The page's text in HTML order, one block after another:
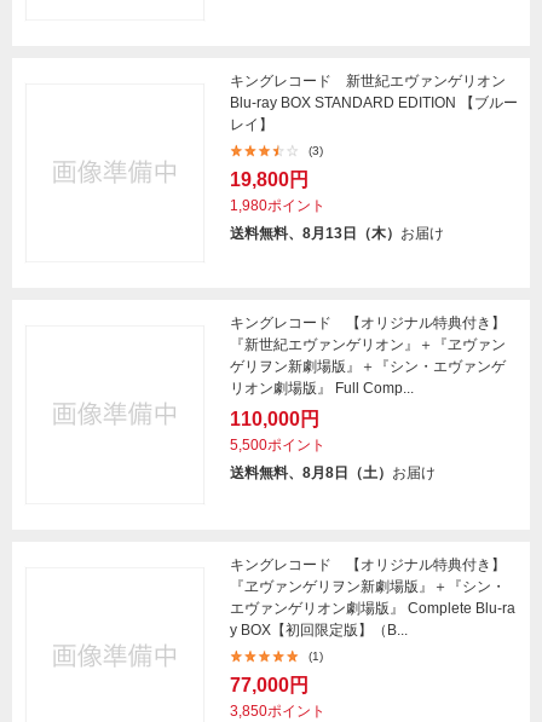
キングレコード 新世紀エヴァンゲリオン
Blu-ray BOX STANDARD EDITION 【ブルー
レイ】
(3)
19,800円
1,980ポイント
送料無料、8月13日（木） お届け
キングレコード 【オリジナル特典付き】
『新世紀エヴァンゲリオン』＋『ヱヴァン
ゲリヲン新劇場版』＋『シン・エヴァンゲ
リオン劇場版』 Full Comp...
110,000円
5,500ポイント
送料無料、8月8日（土） お届け
キングレコード 【オリジナル特典付き】
『ヱヴァンゲリヲン新劇場版』＋『シン・
エヴァンゲリオン劇場版』 Complete Blu-ra
y BOX【初回限定版】（B...
(1)
77,000円
3,850ポイント